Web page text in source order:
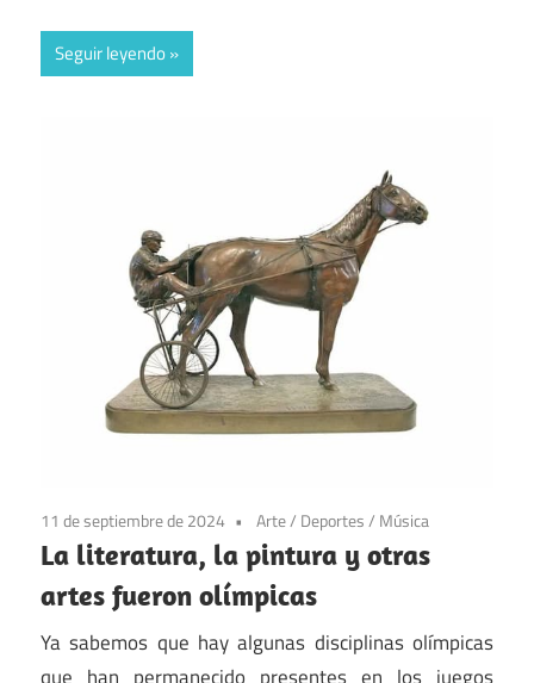
Seguir leyendo
11 de septiembre de 2024 Arte/ Deportes/ Música
La literatura, la pintura y otras
artes fueron olímpicas
Ya sabemos que hay algunas disciplinas olímpicas